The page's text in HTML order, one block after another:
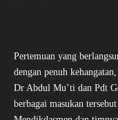
Pertemuan yang
dengan penuh
Dr Abdul Mu’ti dan Pdt
berbagai masukan